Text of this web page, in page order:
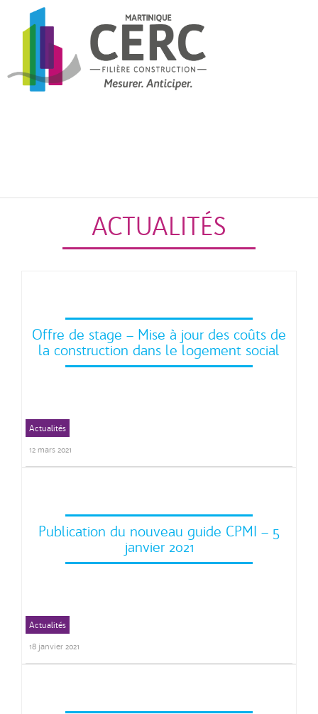
ACTUALITÉS
Offre de stage – Mise à jour des coûts de
la construction dans le logement social
Actualités
12 mars 2021
Publication du nouveau guide CPMI – 5
janvier 2021
Actualités
18 janvier 2021